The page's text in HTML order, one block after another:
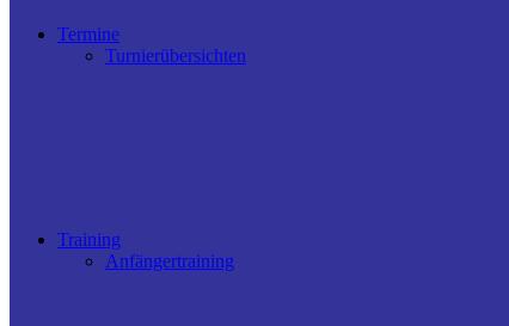
Termine
Turnierübersichten
Training
Anfängertraining